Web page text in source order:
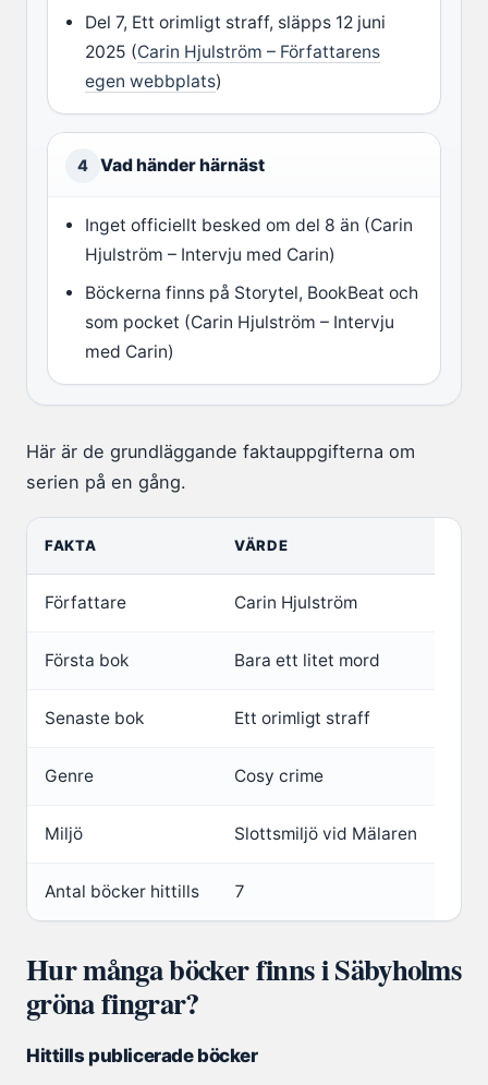
Del 7, Ett orimligt straff, släpps 12 juni
2025 (Carin Hjulström – Författarens
egen webbplats)
4 Vad händer härnäst
Inget officiellt besked om del 8 än (Carin
Hjulström – Intervju med Carin)
Böckerna finns på Storytel, BookBeat och
som pocket (Carin Hjulström – Intervju
med Carin)
Här är de grundläggande faktauppgifterna om
serien på en gång.
FAKTA VÄRDE
Författare Carin Hjulström
Första bok Bara ett litet mord
Senaste bok Ett orimligt straff
Genre Cosy crime
Miljö Slottsmiljö vid Mälaren
Antal böcker hittills 7
Hur många böcker finns i Säbyholms
gröna fingrar?
Hittills publicerade böcker